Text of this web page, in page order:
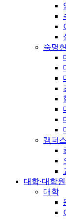
숙명
캠퍼
대학·대학원
대학